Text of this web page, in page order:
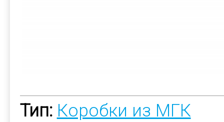
Тип: Коробки из МГК